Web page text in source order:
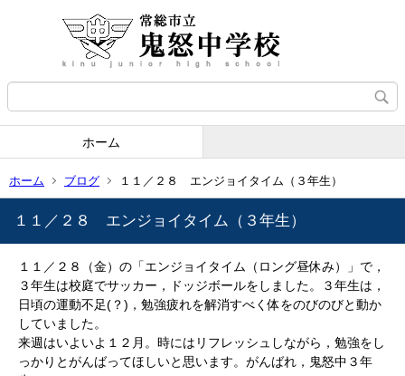
ホーム
ホーム ブログ １１／２８ エンジョイタイム（３年生）
１１／２８ エンジョイタイム（３年生）
１１／２８（金）の「エンジョイタイム（ロング昼休み）」で，
３年生は校庭でサッカー，ドッジボールをしました。３年生は，
日頃の運動不足(？)，勉強疲れを解消すべく体をのびのびと動か
していました。
来週はいよいよ１２月。時にはリフレッシュしながら，勉強をし
っかりとがんばってほしいと思います。がんばれ，鬼怒中３年